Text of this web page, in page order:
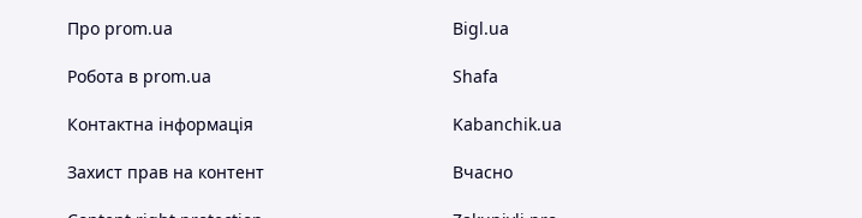
Про prom.ua
Робота в prom.ua
Контактна інформація
Захист прав на контент
Bigl.ua
Shafa
Kabanchik.ua
Вчасно